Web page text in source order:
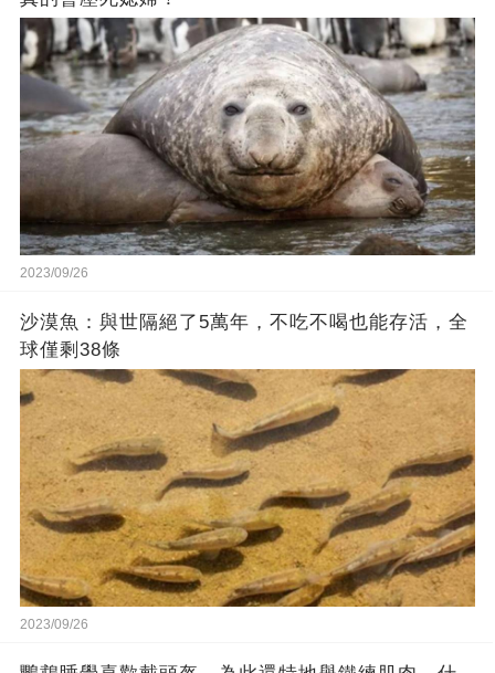
2023/09/26
沙漠魚：與世隔絕了5萬年，不吃不喝也能存活，全
球僅剩38條
2023/09/26